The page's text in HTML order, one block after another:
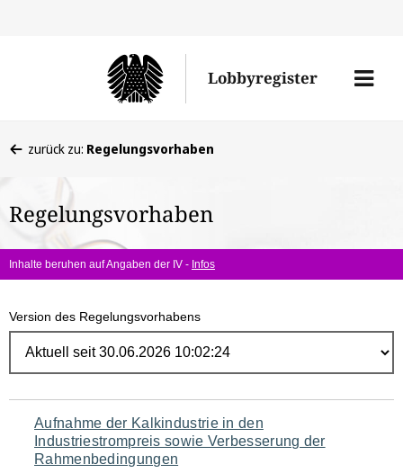
Lobbyregister
Menü
befinden
hier:
zurück zu: Regelungsvorhaben
Regelungsvorhaben
Inhalte beruhen auf Angaben der IV - Infos
Version des Regelungsvorhabens
Navigation
für
Aufnahme der Kalkindustrie in den
Industriestrompreis sowie Verbesserung der
Rahmenbedingungen